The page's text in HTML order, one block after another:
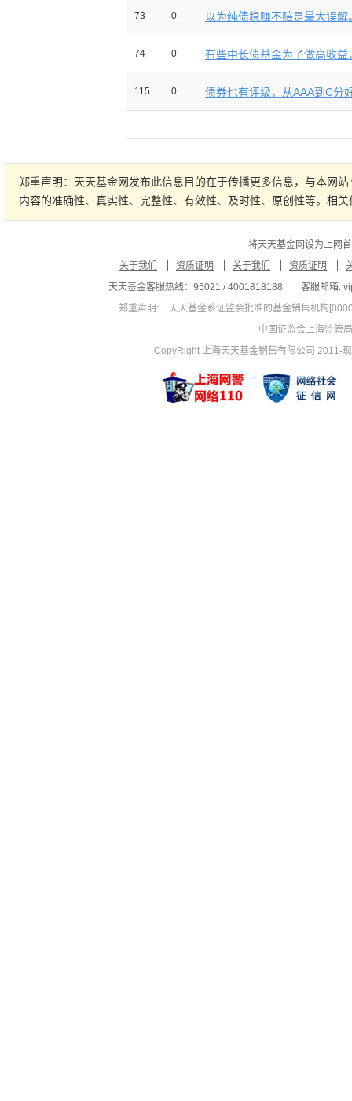
73 0 以为纯债稳赚不赔是最大误解
74 0 有些中长债基金为了做高收益
115 0 债券也有评级，从AAA到C分
郑重声明：天天基金网发布此信息目的在于传播更多信息，与本网
内容的准确性、真实性、完整性、有效性、及时性、原创性等。相
将天天基金网设为上网
关于我们
资质证明 关于我们 资质证明
天天基金客服热线：95021 / 4001818188
客服邮箱:
郑重声明:
天天基金系证监会批准的基金销售机构
中国证监会上海监管
CopyRight 上海天天基金销售有限公司 2011-